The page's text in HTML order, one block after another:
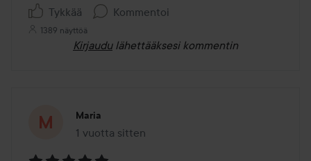
Tykkää Kommentoi
1389 näyttöä
Kirjaudu lähettääksesi kommentin
Maria
1 vuotta sitten
Viesti luotiin 1 vuotta sitten